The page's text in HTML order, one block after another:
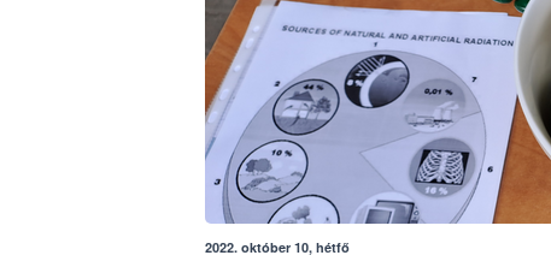
2022. október 10, hétfő